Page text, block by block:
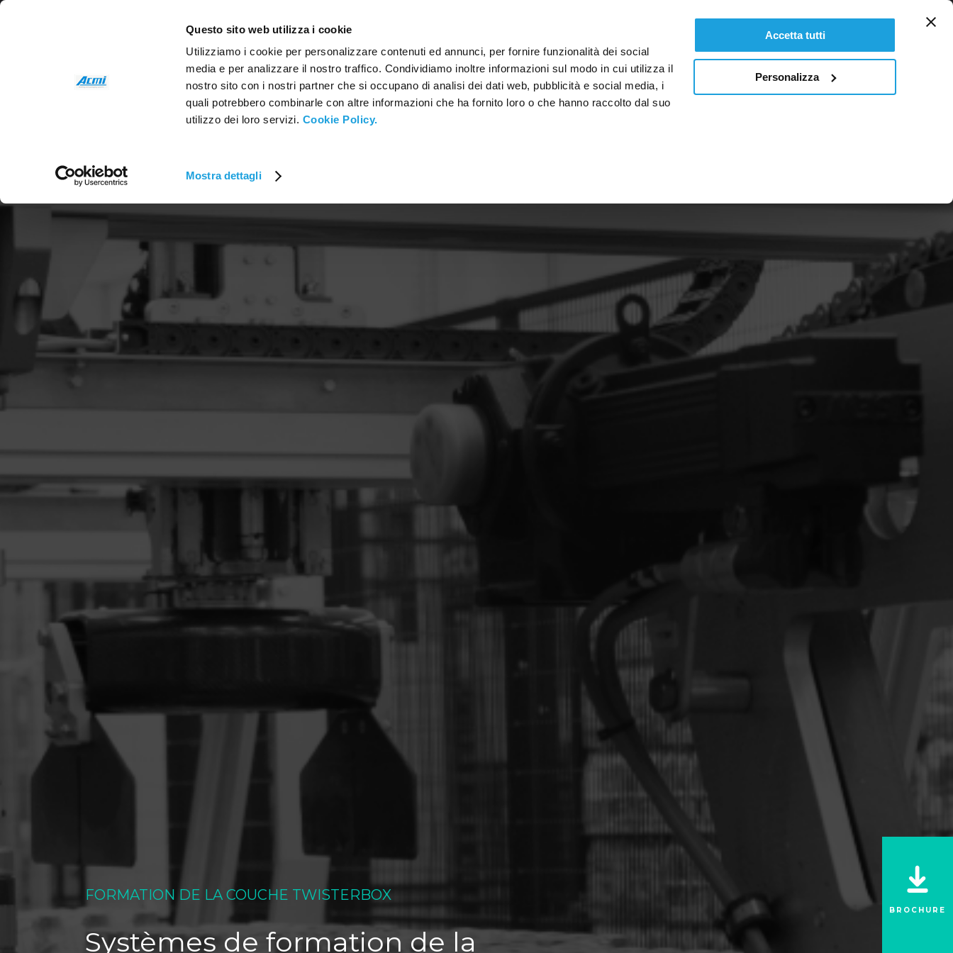
Questo sito web utilizza i cookie
Utilizziamo i cookie per personalizzare contenuti ed annunci, per fornire funzionalità dei social
media e per analizzare il nostro traffico. Condividiamo inoltre informazioni sul modo in cui utilizza il
nostro sito con i nostri partner che si occupano di analisi dei dati web, pubblicità e social media, i
quali potrebbero combinarle con altre informazioni che ha fornito loro o che hanno raccolto dal suo
utilizzo dei loro servizi. Cookie Policy.
Mostra dettagli
Accetta tutti
Personalizza
FORMATION DE LA COUCHE TWISTERBOX
Systèmes de formation de la
BROCHURE